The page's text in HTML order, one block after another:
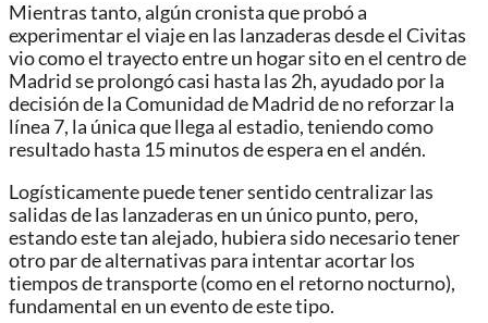
Mientras tanto, algún cronista que probó a
experimentar el viaje en las lanzaderas desde el Civitas
vio como el trayecto entre un hogar sito en el centro de
Madrid se prolongó casi hasta las 2h, ayudado por la
decisión de la Comunidad de Madrid de no reforzar la
línea 7, la única que llega al estadio, teniendo como
resultado hasta 15 minutos de espera en el andén.
Logísticamente puede tener sentido centralizar las
salidas de las lanzaderas en un único punto, pero,
estando este tan alejado, hubiera sido necesario tener
otro par de alternativas para intentar acortar los
tiempos de transporte (como en el retorno nocturno),
fundamental en un evento de este tipo.